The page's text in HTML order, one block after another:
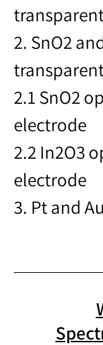
2. SnO2
2.1 SnO2
electrode
2.2 In2O3
electrode
3. Pt and